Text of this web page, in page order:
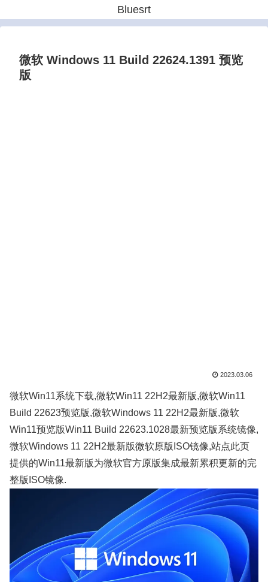
Bluesrt
微软 Windows 11 Build 22624.1391 预览
版
2023.03.06
微软Win11系统下载,微软Win11 22H2最新版,微软Win11
Build 22623预览版,微软Windows 11 22H2最新版,微软
Win11预览版Win11 Build 22623.1028最新预览版系统镜像,
微软Windows 11 22H2最新版微软原版ISO镜像,站点此页
提供的Win11最新版为微软官方原版集成最新累积更新的完
整版ISO镜像.